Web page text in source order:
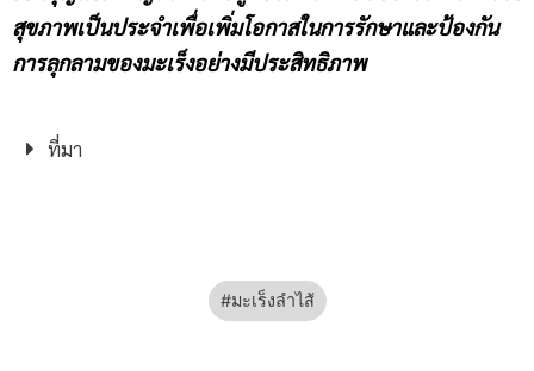
สุขภาพเป็นประจำเพื่อเพิ่มโอกาสในการรักษาและป้องกัน
การลุกลามของมะเร็งอย่างมีประสิทธิภาพ
ที่มา
มะเร็งลำไส้